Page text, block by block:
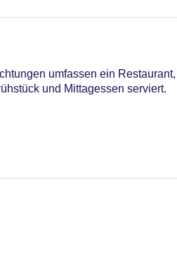
Außenpool, Outdoor Pool,
Visa
umfassen ein
und Mittagessen serviert.